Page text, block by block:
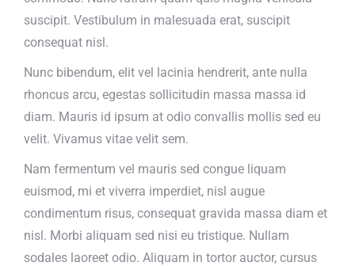
suscipit. Vestibulum in malesuada erat, suscipit
consequat nisl.
Nunc bibendum, elit vel lacinia hendrerit, ante nulla
rhoncus arcu, egestas sollicitudin massa massa id
diam. Mauris id ipsum at odio convallis mollis sed eu
velit. Vivamus vitae velit sem.
Nam fermentum vel mauris sed congue liquam
euismod, mi et viverra imperdiet, nisl augue
condimentum risus, consequat gravida massa diam et
nisl. Morbi aliquam sed nisi eu tristique. Nullam
sodales laoreet odio. Aliquam in tortor auctor, cursus